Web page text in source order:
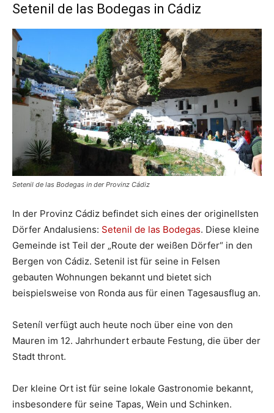
Setenil de las Bodegas in Cádiz
Setenil de las Bodegas in der Provinz Cádiz
In der Provinz Cádiz befindet sich eines der originellsten
Dörfer Andalusiens: Setenil de las Bodegas. Diese kleine
Gemeinde ist Teil der „Route der weißen Dörfer“ in den
Bergen von Cádiz. Setenil ist für seine in Felsen
gebauten Wohnungen bekannt und bietet sich
beispielsweise von Ronda aus für einen Tagesausflug an.
Seteníl verfügt auch heute noch über eine von den
Mauren im 12. Jahrhundert erbaute Festung, die über der
Stadt thront.
Der kleine Ort ist für seine lokale Gastronomie bekannt,
insbesondere für seine Tapas, Wein und Schinken.